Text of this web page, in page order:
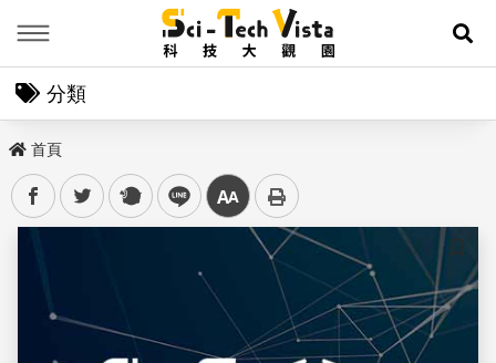
展
分類
首頁
facebooktwitter plurk line 中
儲存